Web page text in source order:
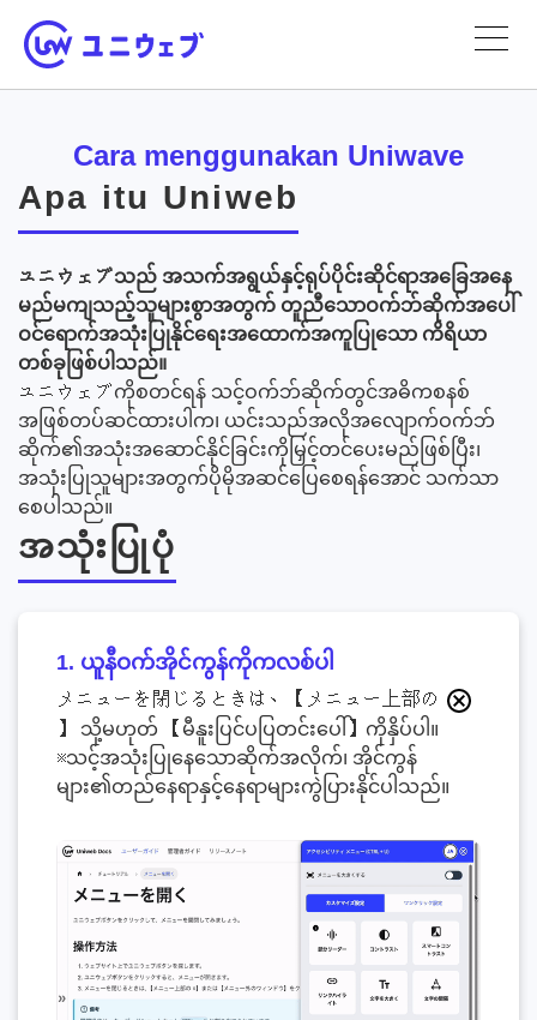
Cara menggunakan Uniwave
Apa itu Uniweb
ユニウェブသည် အသက်အရွယ်နှင့်ရုပ်ပိုင်းဆိုင်ရာအခြေအနေ
မည်မကျသည့်သူများစွာအတွက် တူညီသောဝက်ဘ်ဆိုက်အပေါ်
ဝင်ရောက်အသုံးပြုနိုင်ရေးအထောက်အကူပြုသော ကိရိယာ
တစ်ခုဖြစ်ပါသည်။
ユニウェブကိုစတင်ရန် သင့်ဝက်ဘ်ဆိုက်တွင်အဓိကစနစ်
အဖြစ်တပ်ဆင်ထားပါက၊ ယင်းသည်အလိုအလျောက်ဝက်ဘ်
ဆိုက်၏အသုံးအဆောင်နိုင်ခြင်းကိုမြှင့်တင်ပေးမည်ဖြစ်ပြီး၊
အသုံးပြုသူများအတွက်ပိုမိုအဆင်ပြေစေရန်အောင် သက်သာ
စေပါသည်။
အသုံးပြုပုံ
1. ယူနီဝက်အိုင်ကွန်ကိုကလစ်ပါ
メニューを閉じるときは、【メニュー上部の
】 သို့မဟုတ် 【မီနူးပြင်ပပြတင်းပေါ်】ကိုနှိပ်ပါ။
※သင့်အသုံးပြုနေသောဆိုက်အလိုက်၊ အိုင်ကွန်
များ၏တည်နေရာနှင့်နေရာများကွဲပြားနိုင်ပါသည်။